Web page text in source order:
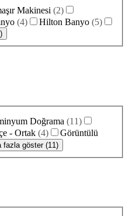
Makinesi (2)
(4) Hilton Banyo (5)
Doğrama (11)
- Ortak (4)
Görüntülü
fazla göster (11)